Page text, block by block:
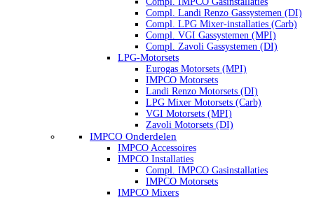
Compl. Landi Renzo Gassystemen (DI)
Compl. LPG Mixer-installaties (Carb)
Compl. VGI Gassystemen (MPI)
Compl. Zavoli Gassystemen (DI)
LPG-Motorsets
Eurogas Motorsets (MPI)
IMPCO Motorsets
Landi Renzo Motorsets (DI)
LPG Mixer Motorsets (Carb)
VGI Motorsets (MPI)
Zavoli Motorsets (DI)
IMPCO Onderdelen
IMPCO Accessoires
IMPCO Installaties
Compl. IMPCO Gasinstallaties
IMPCO Motorsets
IMPCO Mixers